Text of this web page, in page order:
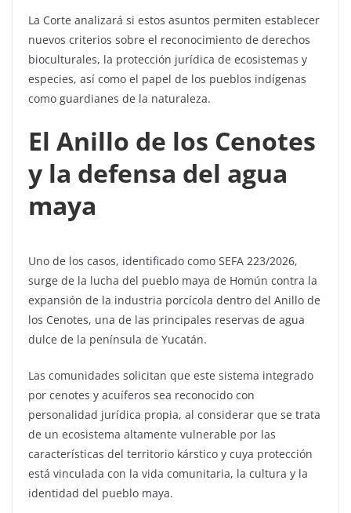
La Corte analizará si estos asuntos permiten establecer
nuevos criterios sobre el reconocimiento de derechos
bioculturales, la protección jurídica de ecosistemas y
especies, así como el papel de los pueblos indígenas
como guardianes de la naturaleza.
El Anillo de los Cenotes
y la defensa del agua
maya
Uno de los casos, identificado como SEFA 223/2026,
surge de la lucha del pueblo maya de Homún contra la
expansión de la industria porcícola dentro del Anillo de
los Cenotes, una de las principales reservas de agua
dulce de la península de Yucatán.
Las comunidades solicitan que este sistema integrado
por cenotes y acuíferos sea reconocido con
personalidad jurídica propia, al considerar que se trata
de un ecosistema altamente vulnerable por las
características del territorio kárstico y cuya protección
está vinculada con la vida comunitaria, la cultura y la
identidad del pueblo maya.